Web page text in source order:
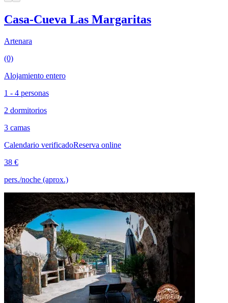
Casa-Cueva Las Margaritas
Artenara
(0)
Alojamiento entero
1 - 4 personas
2 dormitorios
3 camas
Calendario verificadoReserva online
38 €
pers./noche (aprox.)